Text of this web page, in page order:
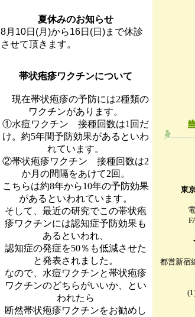
夏休みのお知らせ
8月10日(月)から16日(日)まで休診
させて頂きます。
帯状疱疹ワクチンについて
現在帯状疱疹の予防には2種類の
ワクチンがあります。
①水痘ワクチン 接種回数は1回だ
け。約5年間予防効果があるといわ
れています。
②帯状疱疹ワクチン 接種回数は2
か月の間隔をあけて2回。
こちらは約8年から10年の予防効果
があるといわれています。
そして、最近の研究でこの帯状疱
疹ワクチンには認知症予防効果も
あるといわれ、
認知症の発症を50％も低減させた
と発表されました。
なので、水痘ワクチンと帯状疱疹
ワクチンのどちらがいいか、とい
われたら
断然帯状疱疹ワクチンをお勧めし
東
都営新宿